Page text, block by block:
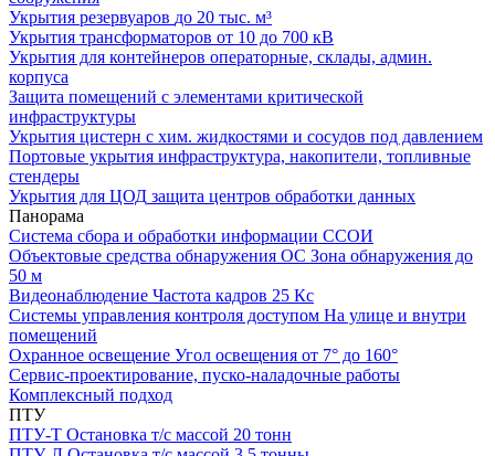
Укрытия резервуаров до 20 тыс. м³
Укрытия трансформаторов от 10 до 700 кВ
Укрытия для контейнеров операторные, склады, админ.
корпуса
Защита помещений с элементами критической
инфраструктуры
Укрытия цистерн с хим. жидкостями и сосудов под давлением
Портовые укрытия инфраструктура, накопители, топливные
стендеры
Укрытия для ЦОД защита центров обработки данных
Панорама
Система сбора и обработки информации ССОИ
Объектовые средства обнаружения ОС Зона обнаружения до
50 м
Видеонаблюдение Частота кадров 25 Кс
Системы управления контроля доступом На улице и внутри
помещений
Охранное освещение Угол освещения от 7° до 160°
Сервис-проектирование, пуско-наладочные работы
Комплексный подход
ПТУ
ПТУ-Т Остановка т/c массой 20 тонн